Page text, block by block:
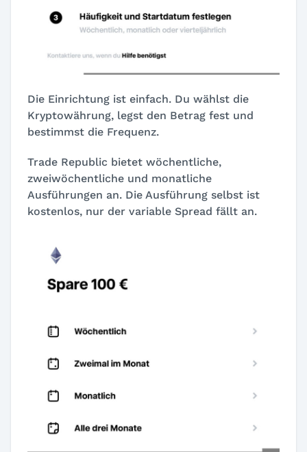
Die Einrichtung ist einfach. Du wählst die
Kryptowährung, legst den Betrag fest und
bestimmst die Frequenz.
Trade Republic bietet wöchentliche,
zweiwöchentliche und monatliche
Ausführungen an. Die Ausführung selbst ist
kostenlos, nur der variable Spread fällt an.